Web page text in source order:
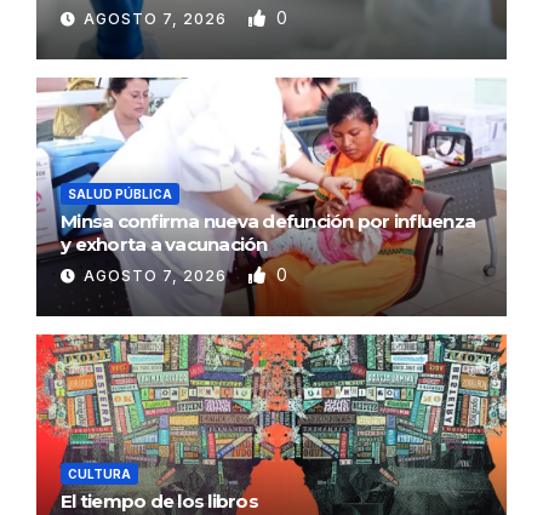
AGOSTO 7, 2026 0
SALUD PÚBLICA
Minsa confirma nueva defunción por influenza
y exhorta a vacunación
AGOSTO 7, 2026 0
CULTURA
El tiempo de los libros